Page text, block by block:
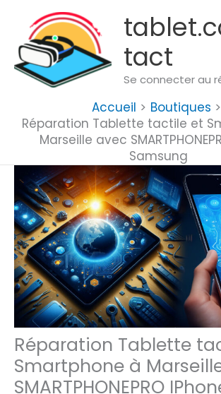
contenu
tact
Se connecter au
Accueil
Boutiques
Réparation Tablette tactile et
Marseille avec
Samsung
Réparation Tablette
Smartphone à
SMARTPHONEPRO